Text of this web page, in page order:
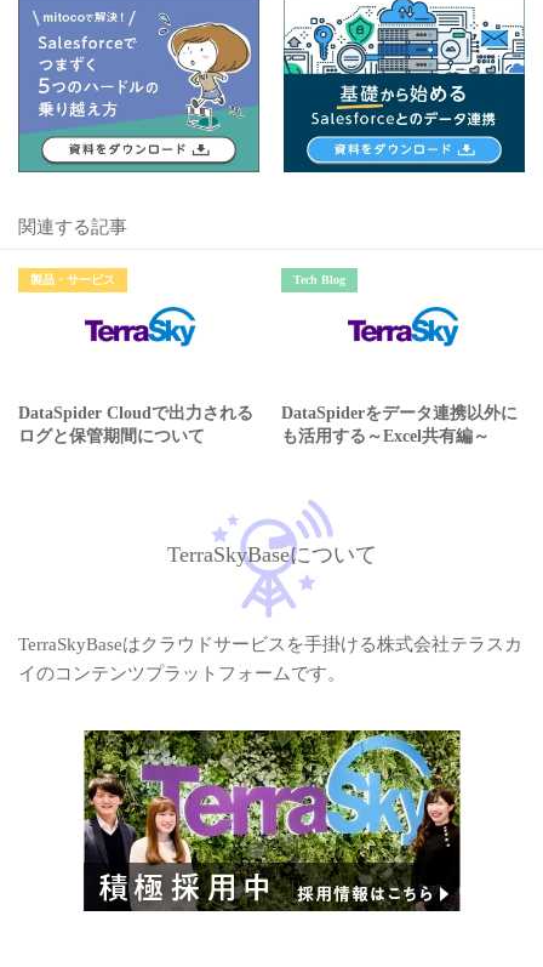
関連する記事
製品・サービス
DataSpider Cloudで出力される
ログと保管期間について
Tech Blog
DataSpiderをデータ連携以外に
も活用する～Excel共有編～
TerraSkyBaseについて
TerraSkyBaseはクラウドサービスを手掛ける株式会社テラスカ
イのコンテンツプラットフォームです。